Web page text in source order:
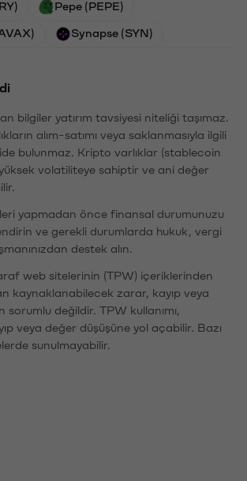
Pepe (PEPE)
Synapse (SYN)
bilgiler yatırım tavsiyesi niteliği taşımaz.
alım-satımı veya saklanmasıyla ilgili
bulunmaz. Kripto varlıklar (stablecoin
volatiliteye sahiptir ve ani değer
yapmadan önce finansal durumunuzu
ve gerekli durumlarda hukuk, vergi
destek alın.
web sitelerinin (TPW) içeriklerinden
kaynaklanabilecek zarar, kayıp veya
değildir. TPW kullanımı,
veya değer düşüşüne yol açabilir. Bazı
sunulmayabilir.